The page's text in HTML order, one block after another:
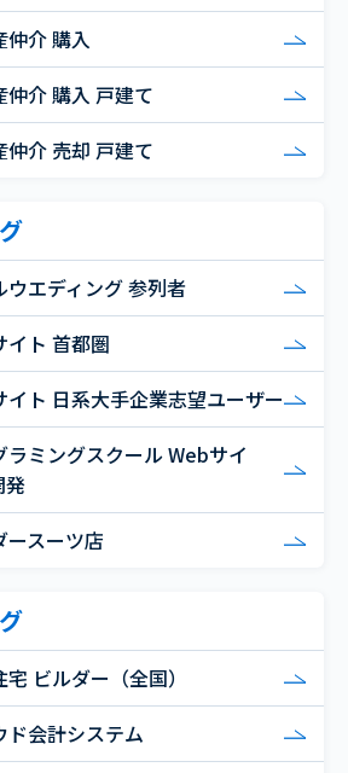
仲介 購入
仲介 購入 戸建て
仲介 売却 戸建て
ウエディング 参列者
イト 首都圏
イト 日系大手企業志望ユーザー
ラミングスクール Webサイ
発
ースーツ店
ビルダー（全国）
ド会計システム